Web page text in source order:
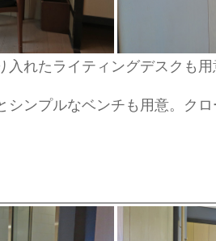
入れたライティングデスクも
シンプルなベンチも用意。ク